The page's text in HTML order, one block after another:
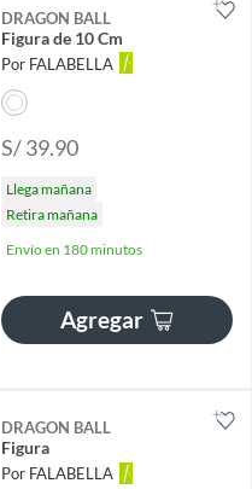
DRAGON BALL
Figura de 10 Cm
Por FALABELLA
S/ 39.90
Llega mañana
Retira mañana
Envío en 180 minutos
Agregar
DRAGON BALL
Figura
Por FALABELLA